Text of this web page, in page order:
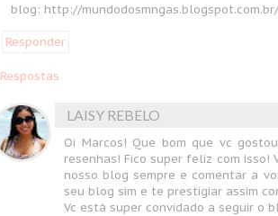
blog: http://mundodosmngas.blogspot.com.br/
Responder
Respostas
LAISY REBELO
Oi Marcos! Que bom que vc
resenhas! Fico super feliz com isso!
nosso blog sempre e comentar a
seu blog sim e te prestigiar assim
Vc está super convidado a seguir o